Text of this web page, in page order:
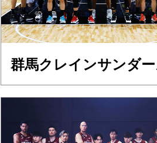
群馬クレインサンダ